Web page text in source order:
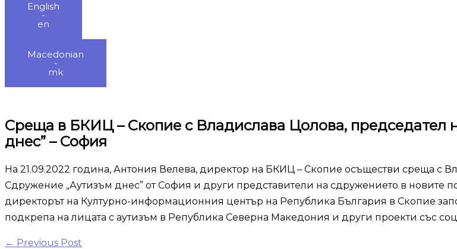
English
-
en
Macedonian
-
mk
Среща в БКИЦ – Скопие с Владислава Цолова, председател
днес” – София
На 21.09.2022 година, Антония Велева, директор на БКИЦ – Скопие осъществи среща с
Сдружение „Аутизъм днес” от София и други представители на сдружението в
директорът на Културно-информационния център на Република България в Скопие
подкрепа на лицата с аутизъм в Република Северна Македония и други проекти със
← Previous Post